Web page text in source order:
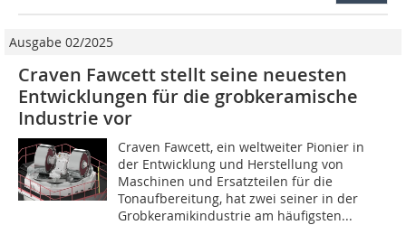
Ausgabe 02/2025
Craven Fawcett stellt seine neuesten
Entwicklungen für die grobkeramische
Industrie vor
Craven Fawcett, ein weltweiter Pionier in
der Entwicklung und Herstellung von
Maschinen und Ersatzteilen für die
Tonaufbereitung, hat zwei seiner in der
Grobkeramikindustrie am häufigsten...